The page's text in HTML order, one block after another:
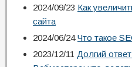
2024/09/23 Как
сайта
2024/06/24 Что такое
2023/12/11 Долгий